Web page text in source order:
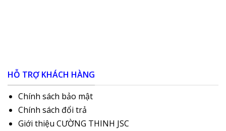
HỖ TRỢ KHÁCH HÀNG
Chính sách bảo mật
Chính sách đổi trả
Giới thiệu CƯỜNG THINH JSC